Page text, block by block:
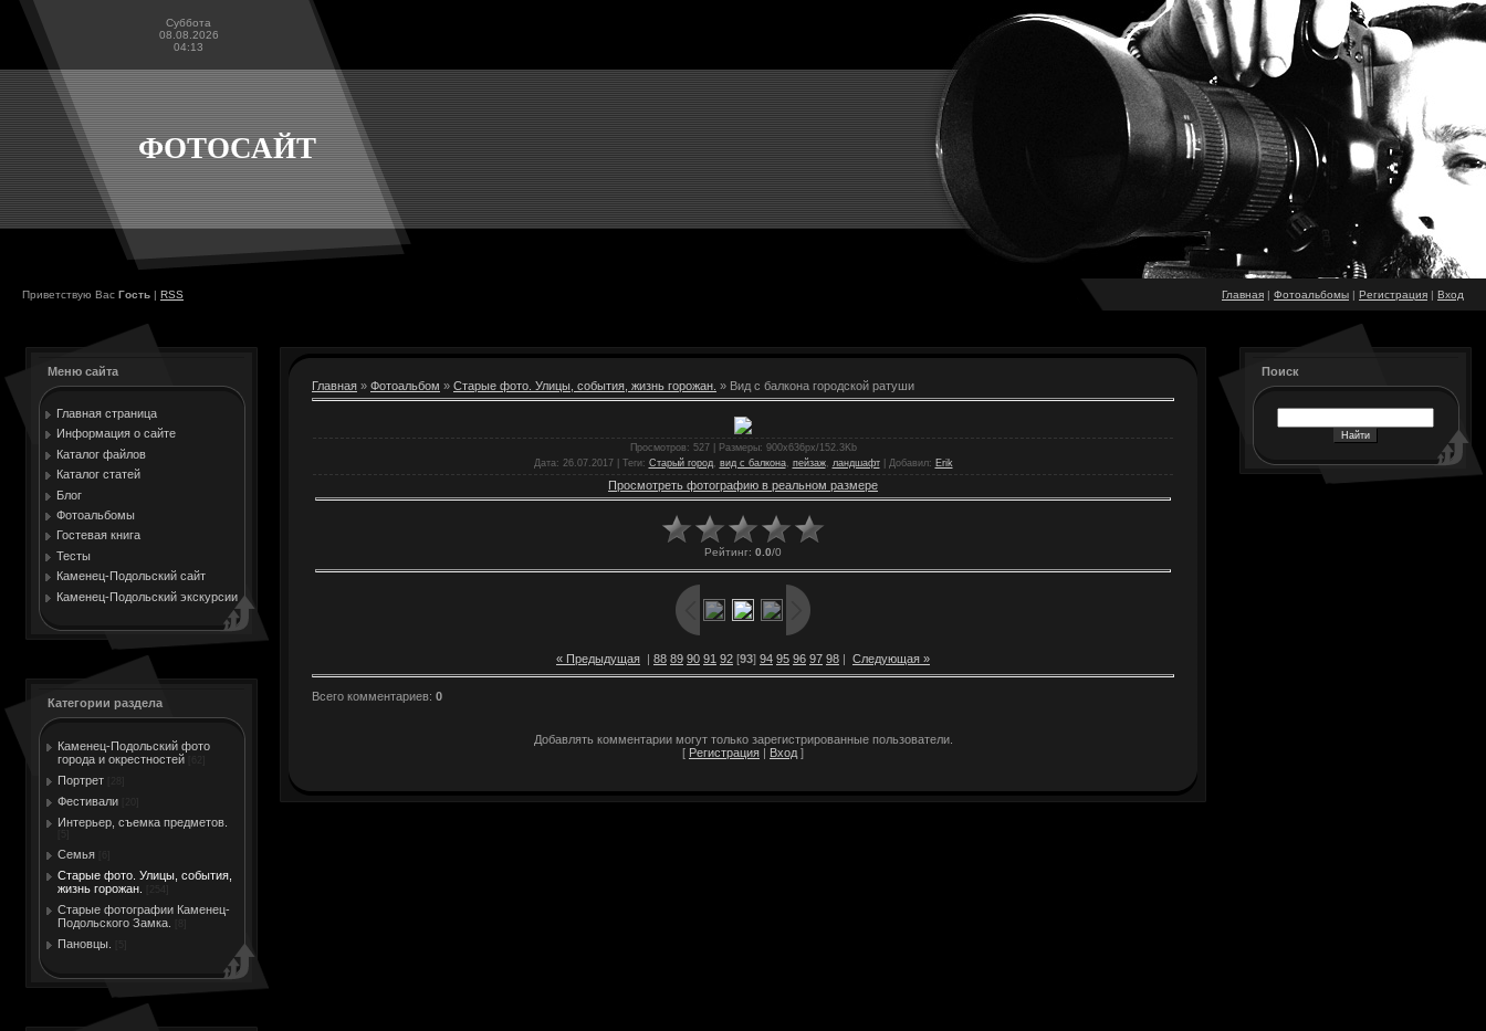
Суббота
08.08.2026
04:13
ФОТОСАЙТ
Приветствую Вас Гость | RSS Главная | Фотоальбомы | Регистрация | Вход
Меню сайта
Главная страница
Информация о сайте
Каталог файлов
Каталог статей
Блог
Фотоальбомы
Гостевая книга
Тесты
Каменец-Подольский сайт
Каменец-Подольский экскурсии
Категории раздела
Каменец-Подольский фото
города и окрестностей
Портрет
Фестивали
Интерьер, съемка предметов.
Семья
Старые фото. Улицы, события,
жизнь горожан.
Старые фотографии Каменец-
Подольского Замка.
Пановцы.
Главная » Фотоальбом » Старые фото. Улицы, события, жизнь горожан. » Вид с балкона городской ратуши
Просмотров: 527 | Размеры: 900x636px/152.3Kb
Дата : 26.07.2017 | Теги: Старый город, вид с балкона, пейзаж, ландшафт| Добавил: Erik
Просмотреть фотографию в реальном размере
Рейтинг: 0.0/0
« Предыдущая | 88 89 90 91 92 [93] 94 95 96 97 98 | Следующая »
Всего комментариев: 0
Добавлять комментарии могут только зарегистрированные пользователи.
[ Регистрация Вход ]
Поиск